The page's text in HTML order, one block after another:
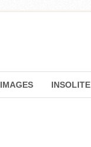
IMAGES INSOLITE